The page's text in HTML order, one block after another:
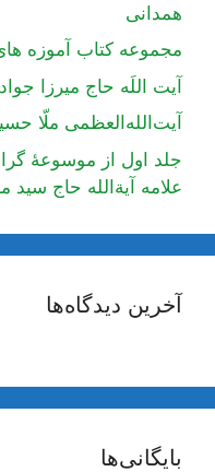
همدانی
مجموعه کتاب آموزه
آیت اللَه حاج میرزا
آیت‌الله‌العظمی ملّا
جلد اول از موسوعۀ
علامه آیة‌الله حاج
آخرین دیدگاه‌ها
بایگانی‌ها